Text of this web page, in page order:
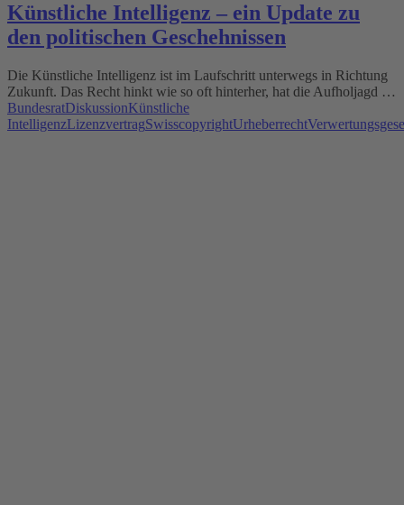
Künstliche Intelligenz – ein Update zu
den politischen Geschehnissen
Die Künstliche Intelligenz ist im Laufschritt unterwegs in Richtung
Zukunft. Das Recht hinkt wie so oft hinterher, hat die Aufholjagd …
BundesratDiskussionKünstliche
IntelligenzLizenzvertragSwisscopyrightUrheberrecht